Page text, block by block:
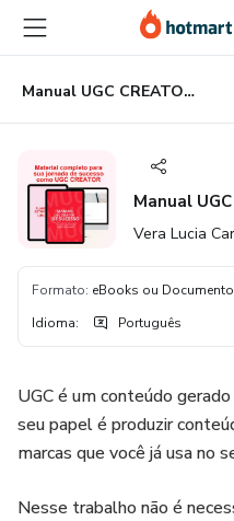
para
conteúdo
principal
para
pagamento
para
rodapé
Manual UGC CREATOR de Sucesso
Manual
Vera Lucia
Formato: eBooks ou
Idioma: Português
UGC é um conteúdo
seu papel é produzir
marcas que você já usa no
Nesse trabalho não é